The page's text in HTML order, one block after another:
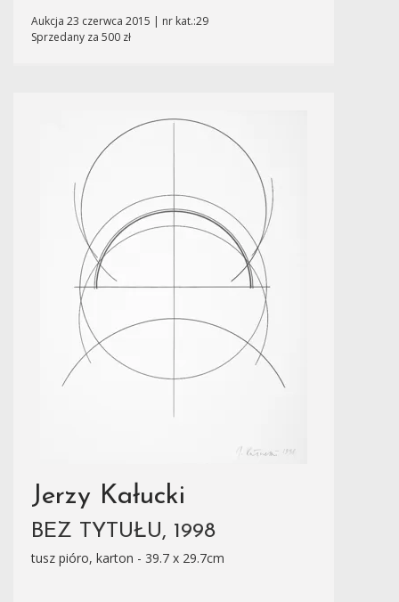
Aukcja 23 czerwca 2015 | nr kat.:29
Sprzedany za 500 zł
Jerzy Kałucki
BEZ TYTUŁU, 1998
tusz pióro, karton - 39.7 x 29.7cm